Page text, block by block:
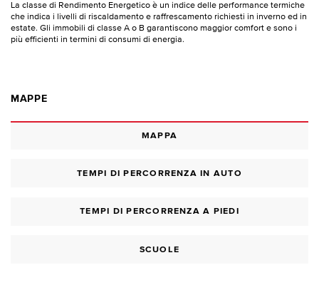
La classe di Rendimento Energetico è un indice delle performance termiche
che indica i livelli di riscaldamento e raffrescamento richiesti in inverno ed in
estate. Gli immobili di classe A o B garantiscono maggior comfort e sono i
più efficienti in termini di consumi di energia.
MAPPE
MAPPA
TEMPI DI PERCORRENZA IN AUTO
TEMPI DI PERCORRENZA A PIEDI
SCUOLE